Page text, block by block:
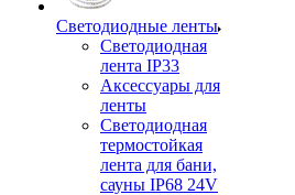
Светодиодные ленты
Светодиодная
лента IP33
Аксессуары для
ленты
Светодиодная
термостойкая
лента для бани,
сауны IP68 24V